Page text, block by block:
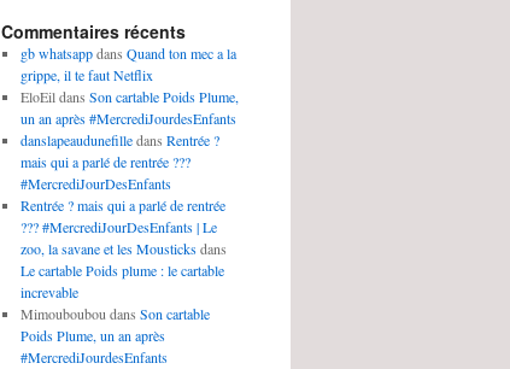
Commentaires récents
gb whatsappdans Quand ton mec a la
grippe, il te faut Netflix
EloEildans Son cartable Poids Plume,
un an après #MercrediJourdesEnfants
danslapeaudunefilledans Rentrée ?
mais qui a parlé de rentrée ???
#MercrediJourDesEnfants
Rentrée ? mais qui a parlé de rentrée
??? #MercrediJourDesEnfants | Le
zoo, la savane et les Mousticksdans
Le cartable Poids plume : le cartable
increvable
Mimoubouboudans Son cartable
Poids Plume, un an après
#MercrediJourdesEnfants